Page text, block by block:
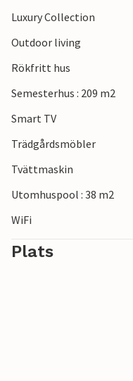
Luxury Collection
Outdoor living
Rökfritt hus
Semesterhus : 209 m2
Smart TV
Trädgårdsmöbler
Tvättmaskin
Utomhuspool : 38 m2
WiFi
Plats